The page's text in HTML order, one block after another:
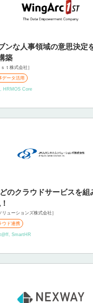
ンな人事領域の意思決定
築
ｔ株式会社］
データ活用
HRMOS Core
のクラウドサービスを組
リューションズ株式会社］
ウド連携
SmartHR